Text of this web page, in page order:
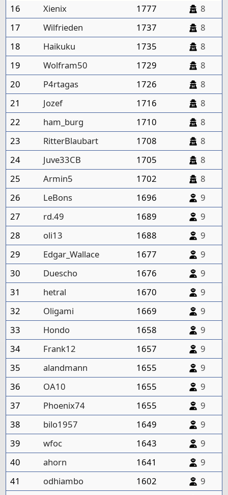
16
Xienix 1777
8
17
Wilfrieden 1737
8
18
Haikuku 1735
8
19
Wolfram50 1729
8
20
P4rtagas 1726
8
21
Jozef 1716
8
22
ham_burg 1710
8
23
RitterBlaubart 1708
8
24
Juve33CB 1705
8
25
Armin5 1702
8
26
LeBons 1696
9
27
rd.49 1689
9
28
oli13 1688
9
29
Edgar_Wallace 1677
9
30
Duescho 1676
9
31
hetral 1670
9
32
Oligami 1669
9
33
Hondo 1658
9
34
Frank12 1657
9
35
alandmann 1655
9
36
OA10 1655
9
37
Phoenix74 1655
9
38
bilo1957 1649
9
39
wfoc 1643
9
40
ahorn 1641
9
41
odhiambo 1602
9